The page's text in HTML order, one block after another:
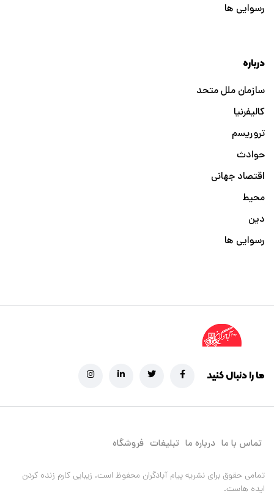
رسوایی ها
درباره
سازمان ملل متحد
کالیفرنیا
تروریسم
حوادث
اقتصاد جهانی
محیط
دین
رسوایی ها
ما را دنبال کنید
تماس با ما درباره ما تبلیغات فروشگاه
تمامی حقوق برای نشریه پیام آبادگران محفوظ است. زیبایی کارم زنده کردن
ایده هاست.